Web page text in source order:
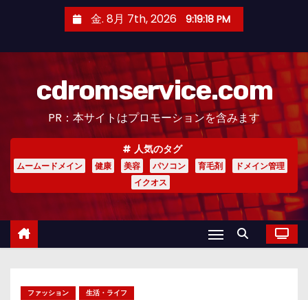
金. 8月 7th, 2026 9:19:20 PM
cdromservice.com
PR：本サイトはプロモーションを含みます
人気のタグ
ムームードメイン 健康 美容 パソコン 育毛剤
ドメイン管理
イクオス
ファッション 生活・ライフ